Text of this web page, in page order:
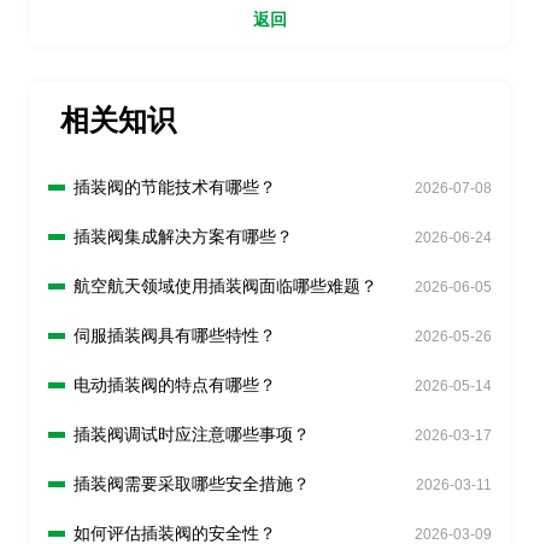
返回
相关知识
插装阀的节能技术有哪些？ 2026-07-08
插装阀集成解决方案有哪些？ 2026-06-24
航空航天领域使用插装阀面临哪些难题？ 2026-06-05
伺服插装阀具有哪些特性？ 2026-05-26
电动插装阀的特点有哪些？ 2026-05-14
插装阀调试时应注意哪些事项？ 2026-03-17
插装阀需要采取哪些安全措施？ 2026-03-11
如何评估插装阀的安全性？ 2026-03-09